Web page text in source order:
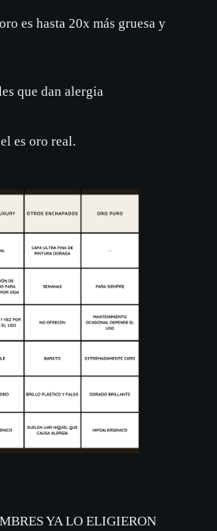
es hasta 20x más gruesa y
que dan alergia
es oro real.
YA LO ELIGIERON